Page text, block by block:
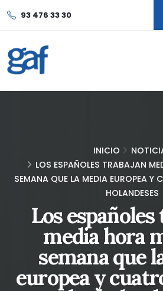
93 476 33 30
INICIO
LOS ESPAÑOLES TRABAJAN
SEMANA QUE LA MEDIA EUROPEA Y
HOLANDESES
Los
media hora
semana que
europea y